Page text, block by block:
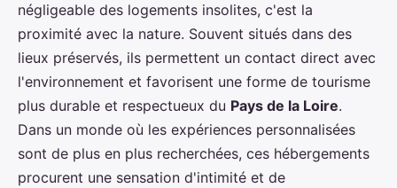
négligeable des logements insolites, c'est la
proximité avec la nature. Souvent situés dans des
lieux préservés, ils permettent un contact direct avec
l'environnement et favorisent une forme de tourisme
plus durable et respectueux du Pays de la Loire.
Dans un monde où les expériences personnalisées
sont de plus en plus recherchées, ces hébergements
procurent une sensation d'intimité et de